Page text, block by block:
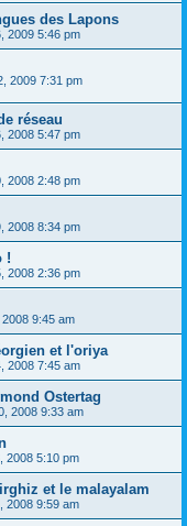
des Lapons
2009 5:46 pm
2009 7:31 pm
réseau
2008 5:47 pm
2008 2:48 pm
2008 8:34 pm
!
2008 2:36 pm
9:45 am
et l'oriya
2008 7:45 am
Ostertag
2008 9:33 am
2008 5:10 pm
et le malayalam
2008 9:59 am